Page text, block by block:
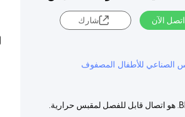
اتصل الآن شارك
4 ثقوب ألومنيوم الأطفال الصناعية المصفوفة محول المقبس · المكيف CHL-P17AL المتاحة لربط المقبس AK و BK. هو اتصال قابل للفصل لمقبس حرارية.